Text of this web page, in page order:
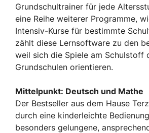
Grundschultrainer für jede
eine Reihe weiterer Programme,
Intensiv-Kurse für bestimmte
zählt diese Lernsoftware zu den
weil sich die Spiele am Schulstoff
Grundschulen orientieren.
Mittelpunkt: Deutsch und Mathe
Der Bestseller aus dem Hause
durch eine kinderleichte
besonders gelungene,